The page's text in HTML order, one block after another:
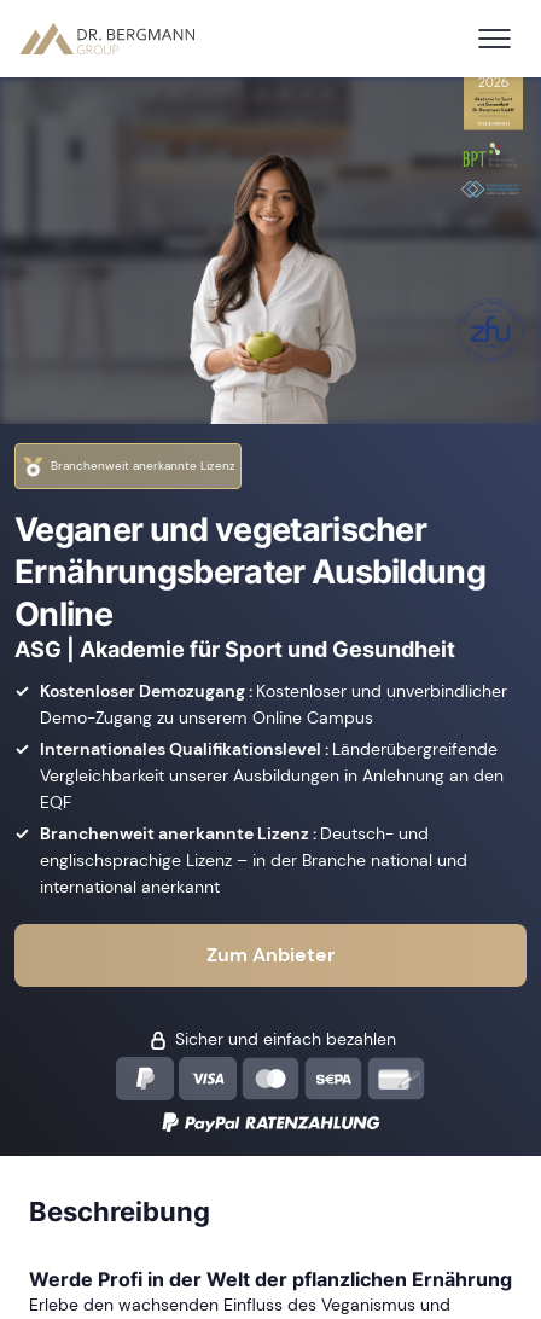
Branchenweit anerkannte Lizenz
Veganer und vegetarischer
Ernährungsberater Ausbildung
Online
ASG | Akademie für Sport und Gesundheit
Kostenloser Demozugang : Kostenloser und unverbindlicher
Demo-Zugang zu unserem Online Campus
Internationales Qualifikationslevel : Länderübergreifende
Vergleichbarkeit unserer Ausbildungen in Anlehnung an den
EQF
Branchenweit anerkannte Lizenz : Deutsch- und
englischsprachige Lizenz – in der Branche national und
international anerkannt
Zum Anbieter
Sicher und einfach bezahlen
Beschreibung
Werde Profi in der Welt der pflanzlichen Ernährung
Erlebe den wachsenden Einfluss des Veganismus und